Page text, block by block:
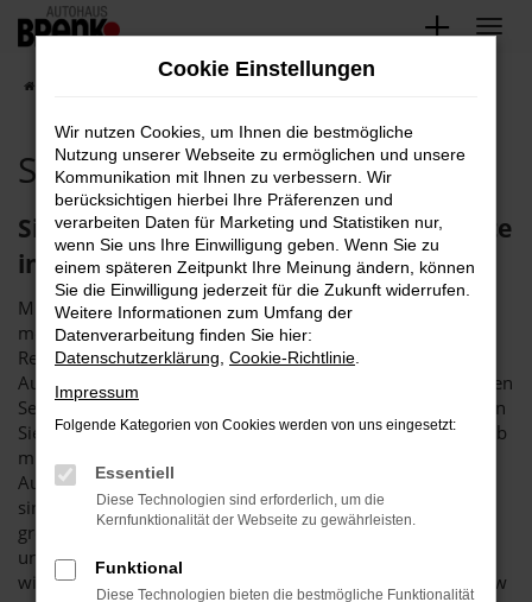
Zum
springen
Seat Angebote für Karlsruhe
Seat Angebote für Karlsruhe
Sind Sie bereit für unsere Seat Angebote
in Karlsruhe?
Mit unseren Seat Angeboten sind Sie für Karlsruhe perfekt
motorisiert. Der Hersteller genießt eine erstklassige
Reputation und baut seit vielen Jahrzehnten die perfekten
Autos für Stadtverkehr und längere Strecken. Wenn Sie Ihren
Seat für Karlsruhe im Autohaus Brenk erwerben, profitieren
Sie gleich mehrfach. Zum einen sind wir ein Familienbetrieb
mit der Erfahrung von mehr als 40 Jahren im
Automobilbereich. Wir schwören auf Seat Angebote und
sind zudem in Karlsruhe und der Region vertreten. Ein
großer Pluspunkt sind unsere fünf Standorte, an denen Sie
uns jederzeit erreichen und die umfassende Beratung, die
wir Ihnen bieten. Profitieren Sie von exzellentem Know-how
Cookie Einstellungen
Wir nutzen Cookies, um Ihnen die bestmögliche
Nutzung unserer Webseite zu ermöglichen und unsere
Kommunikation mit Ihnen zu verbessern. Wir
berücksichtigen hierbei Ihre Präferenzen und
verarbeiten Daten für Marketing und Statistiken nur,
wenn Sie uns Ihre Einwilligung geben. Wenn Sie zu
einem späteren Zeitpunkt Ihre Meinung ändern, können
Sie die Einwilligung jederzeit für die Zukunft widerrufen.
Weitere Informationen zum Umfang der
Datenverarbeitung finden Sie hier:
Datenschutzerklärung Cookie-Richtlinie
Impressum
Folgende Kategorien von Cookies werden von uns eingesetzt:
Essentiell
Diese Technologien sind erforderlich, um die
Kernfunktionalität der Webseite zu gewährleisten.
Funktional
Diese Technologien bieten die bestmögliche Funktionalität